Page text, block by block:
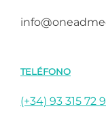
TELÉFONO
(+34) 93 315 72